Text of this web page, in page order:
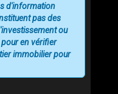
d'information
pas des
ou
en vérifier
immobilier pour